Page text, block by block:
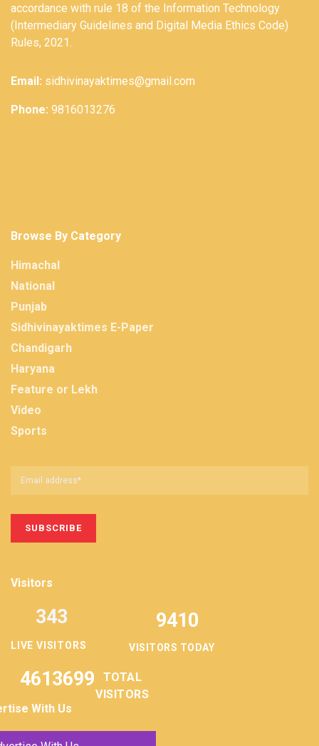
accordance with rule 18 of the Information Technology
(Intermediary Guidelines and Digital Media Ethics Code)
Rules, 2021.
Email: sidhivinayaktimes@gmail.com
Phone: 9816013276
Browse By Category
Himachal
National
Punjab
Sidhivinayaktimes E-Paper
Chandigarh
Haryana
Feature or Lekh
Video
Sports
Visitors
LIVE VISITORS
343 9410
VISITORS TODAY
4613699
TOTAL
VISITORS
With Us